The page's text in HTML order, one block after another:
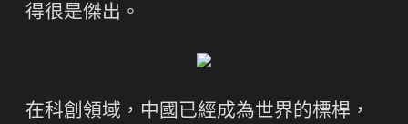
得很是傑出。
在科創領域，中國已經成為世界的標桿，